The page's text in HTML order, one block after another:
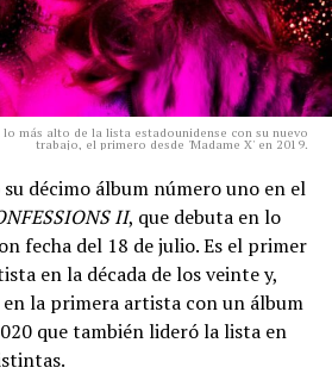
más alto de la lista estadounidense con su nuevo
trabajo, el primero desde 'Madame X' en 2019.
décimo álbum número uno en el
II, que debuta en lo
fecha del 18 de julio. Es el primer
en la década de los veinte y,
en la primera artista con un álbum
que también lideró la lista en